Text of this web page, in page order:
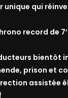
qui
record de
bientôt
prison et
assistée